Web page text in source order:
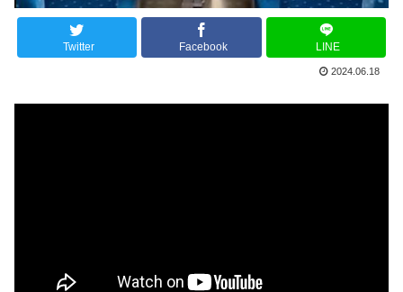
Twitter Facebook LINE
2024.06.18